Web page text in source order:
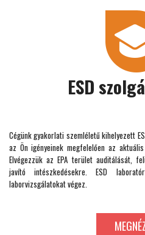
ESD
Cégünk gyakorlati szemléletű kihelyezett
az Ön igényeinek megfelelően az
Elvégezzük az EPA terület auditálását,
javító intészkedésekre. ESD
laborvizsgálatokat végez.